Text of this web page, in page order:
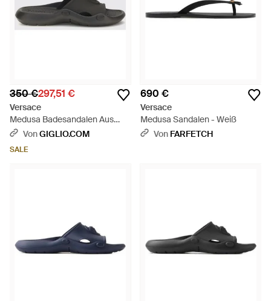
350 €297,51 €
Versace
Medusa Badesandalen Aus
Gummi Mit Geprägtem Logo
VonGIGLIO.COM
SALE
690 €
Versace
Medusa Sandalen - Weiß
Von FARFETCH